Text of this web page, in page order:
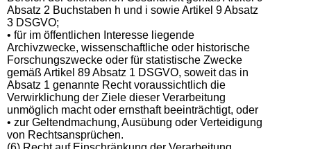
Absatz 2 Buchstaben h und i sowie Artikel 9 Absatz
3 DSGVO;
• für im öffentlichen Interesse liegende
Archivzwecke, wissenschaftliche oder historische
Forschungszwecke oder für statistische Zwecke
gemäß Artikel 89 Absatz 1 DSGVO, soweit das in
Absatz 1 genannte Recht voraussichtlich die
Verwirklichung der Ziele dieser Verarbeitung
unmöglich macht oder ernsthaft beeinträchtigt, oder
• zur Geltendmachung, Ausübung oder Verteidigung
von Rechtsansprüchen.